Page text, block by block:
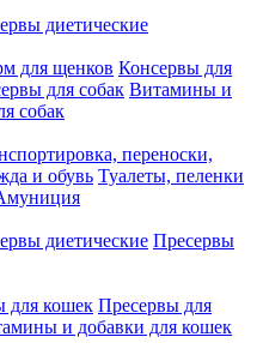
диетические
для щенков Консервы для
для собак Витамины и
собак
переноски,
и обувь Туалеты, пеленки
диетические Пресервы
для кошек Пресервы для
и добавки для кошек